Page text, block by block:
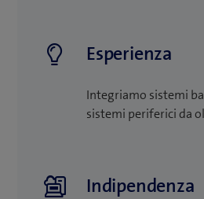
Esperienza
Integriamo sistemi
sistemi periferici da
Indipendenza